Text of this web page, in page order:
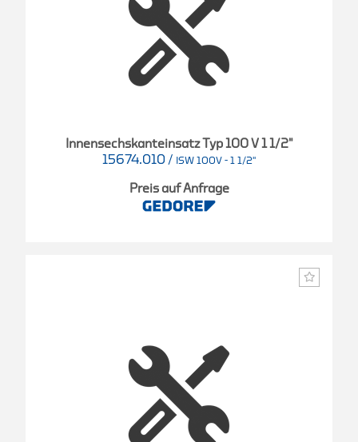
Innensechskanteinsatz Typ 100 V 1 1/2"
15674.010 / ISW 100V - 1 1/2"
Preis auf Anfrage